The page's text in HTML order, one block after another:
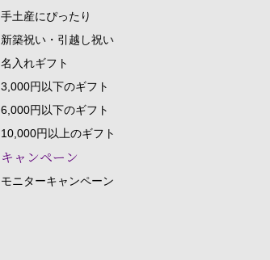
手土産にぴったり
新築祝い・引越し祝い
名入れギフト
3,000円以下のギフト
6,000円以下のギフト
10,000円以上のギフト
キャンペーン
モニターキャンペーン